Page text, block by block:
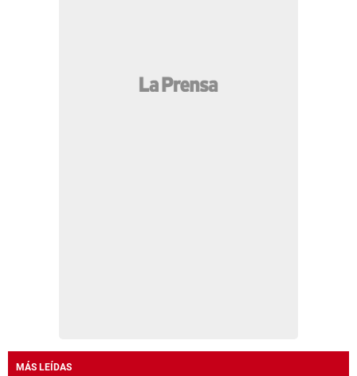
MÁS LEÍDAS